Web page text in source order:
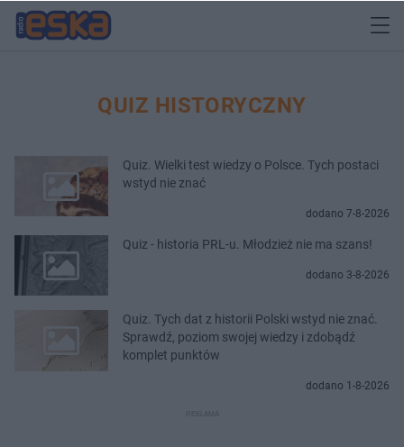
QUIZ HISTORYCZNY
Quiz. Wielki test wiedzy o Polsce. Tych postaci
wstyd nie znać
dodano 7-8-2026
Quiz - historia PRL-u. Młodzież nie ma szans!
dodano 3-8-2026
Quiz. Tych dat z historii Polski wstyd nie znać.
Sprawdź, poziom swojej wiedzy i zdobądź
komplet punktów
dodano 1-8-2026